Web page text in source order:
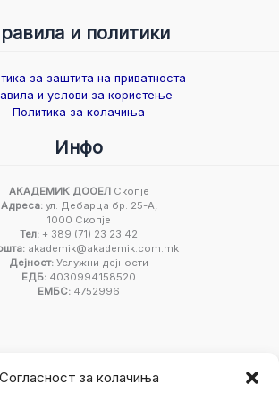
Согласност за колачиња
и политики
за заштита на приватноста
и услови за користење
Политика за колачиња
Инфо
АКАДЕМИК ДООЕЛСкопје
Адреса:ул. Дебарца бр. 25-А,
1000 Скопје
Тел: + 389 (71) 23 23 42
akademik@akademik.com.mk
Дејност: Услужни дејности
ЕДБ: 4030994158520
ЕМБС: 4752996